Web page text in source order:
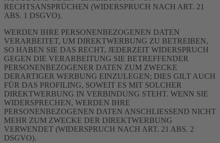
RECHTSANSPRÜCHEN (WIDERSPRUCH NACH ART. 21
ABS. 1 DSGVO).
WERDEN IHRE PERSONENBEZOGENEN DATEN
VERARBEITET, UM DIREKTWERBUNG ZU BETREIBEN,
SO HABEN SIE DAS RECHT, JEDERZEIT WIDERSPRUCH
GEGEN DIE VERARBEITUNG SIE BETREFFENDER
PERSONENBEZOGENER DATEN ZUM ZWECKE
DERARTIGER WERBUNG EINZULEGEN; DIES GILT AUCH
FÜR DAS PROFILING, SOWEIT ES MIT SOLCHER
DIREKTWERBUNG IN VERBINDUNG STEHT. WENN SIE
WIDERSPRECHEN, WERDEN IHRE
PERSONENBEZOGENEN DATEN ANSCHLIESSEND NICHT
MEHR ZUM ZWECKE DER DIREKTWERBUNG
VERWENDET (WIDERSPRUCH NACH ART. 21 ABS. 2
DSGVO).